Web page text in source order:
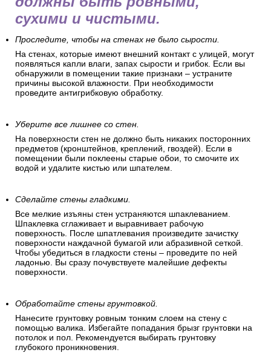
сухими и чистыми.
Проследите, чтобы на стенах не было сырости.
На стенах, которые имеют внешний контакт с улицей, могут
появляться капли влаги, запах сырости и грибок. Если вы
обнаружили в помещении такие признаки – устраните
причины высокой влажности. При необходимости
проведите антигрибковую обработку.
Уберите все лишнее со стен.
На поверхности стен не должно быть никаких посторонних
предметов (кронштейнов, креплений, гвоздей). Если в
помещении были поклеены старые обои, то смочите их
водой и удалите кистью или шпателем.
Сделайте стены гладкими.
Все мелкие изъяны стен устраняются шпаклеванием.
Шпаклевка сглаживает и выравнивает рабочую
поверхность. После шпатлевания произведите зачистку
поверхности наждачной бумагой или абразивной сеткой.
Чтобы убедиться в гладкости стены – проведите по ней
ладонью. Вы сразу почувствуете малейшие дефекты
поверхности.
Обработайте стены грунтовкой.
Нанесите грунтовку ровным тонким слоем на стену с
помощью валика. Избегайте попадания брызг грунтовки на
потолок и пол. Рекомендуется выбирать грунтовку
глубокого проникновения.